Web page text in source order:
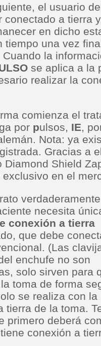
el usuario
conectado a tierra
en dicho
tiempo una vez
Cuando la
se aplica a la
realizar la
comienza el
por pulsos, IE,
Nota: ya
Gracias a
Diamond Shield
en el
necesita
conexión a tierra
que debe
(Las
enchufe no son
solo sirven para
toma de forma
se realiza con la
tierra de la toma.
primero deberá
conexión a